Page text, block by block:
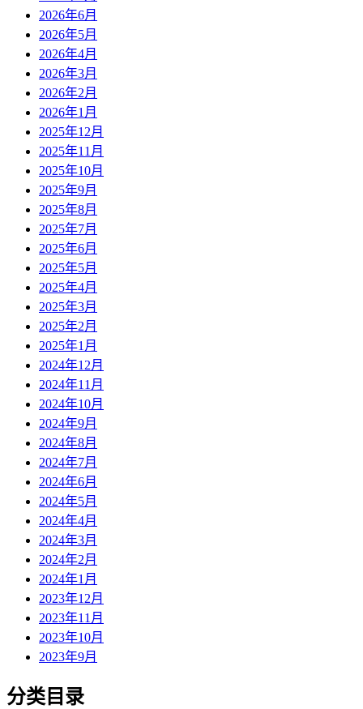
2026年6月
2026年5月
2026年4月
2026年3月
2026年2月
2026年1月
2025年12月
2025年11月
2025年10月
2025年9月
2025年8月
2025年7月
2025年6月
2025年5月
2025年4月
2025年3月
2025年2月
2025年1月
2024年12月
2024年11月
2024年10月
2024年9月
2024年8月
2024年7月
2024年6月
2024年5月
2024年4月
2024年3月
2024年2月
2024年1月
2023年12月
2023年11月
2023年10月
2023年9月
分类目录